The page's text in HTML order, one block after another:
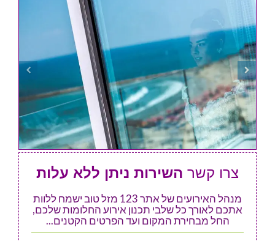
צרו קשר השירות ניתן ללא עלות
מנהל האירועים של אתר 123 מזל טוב ישמח ללוות
אתכם לאורך כל שלבי תכנון אירוע החלומות שלכם,
החל מבחירת המקום ועד הפרטים הקטנים...